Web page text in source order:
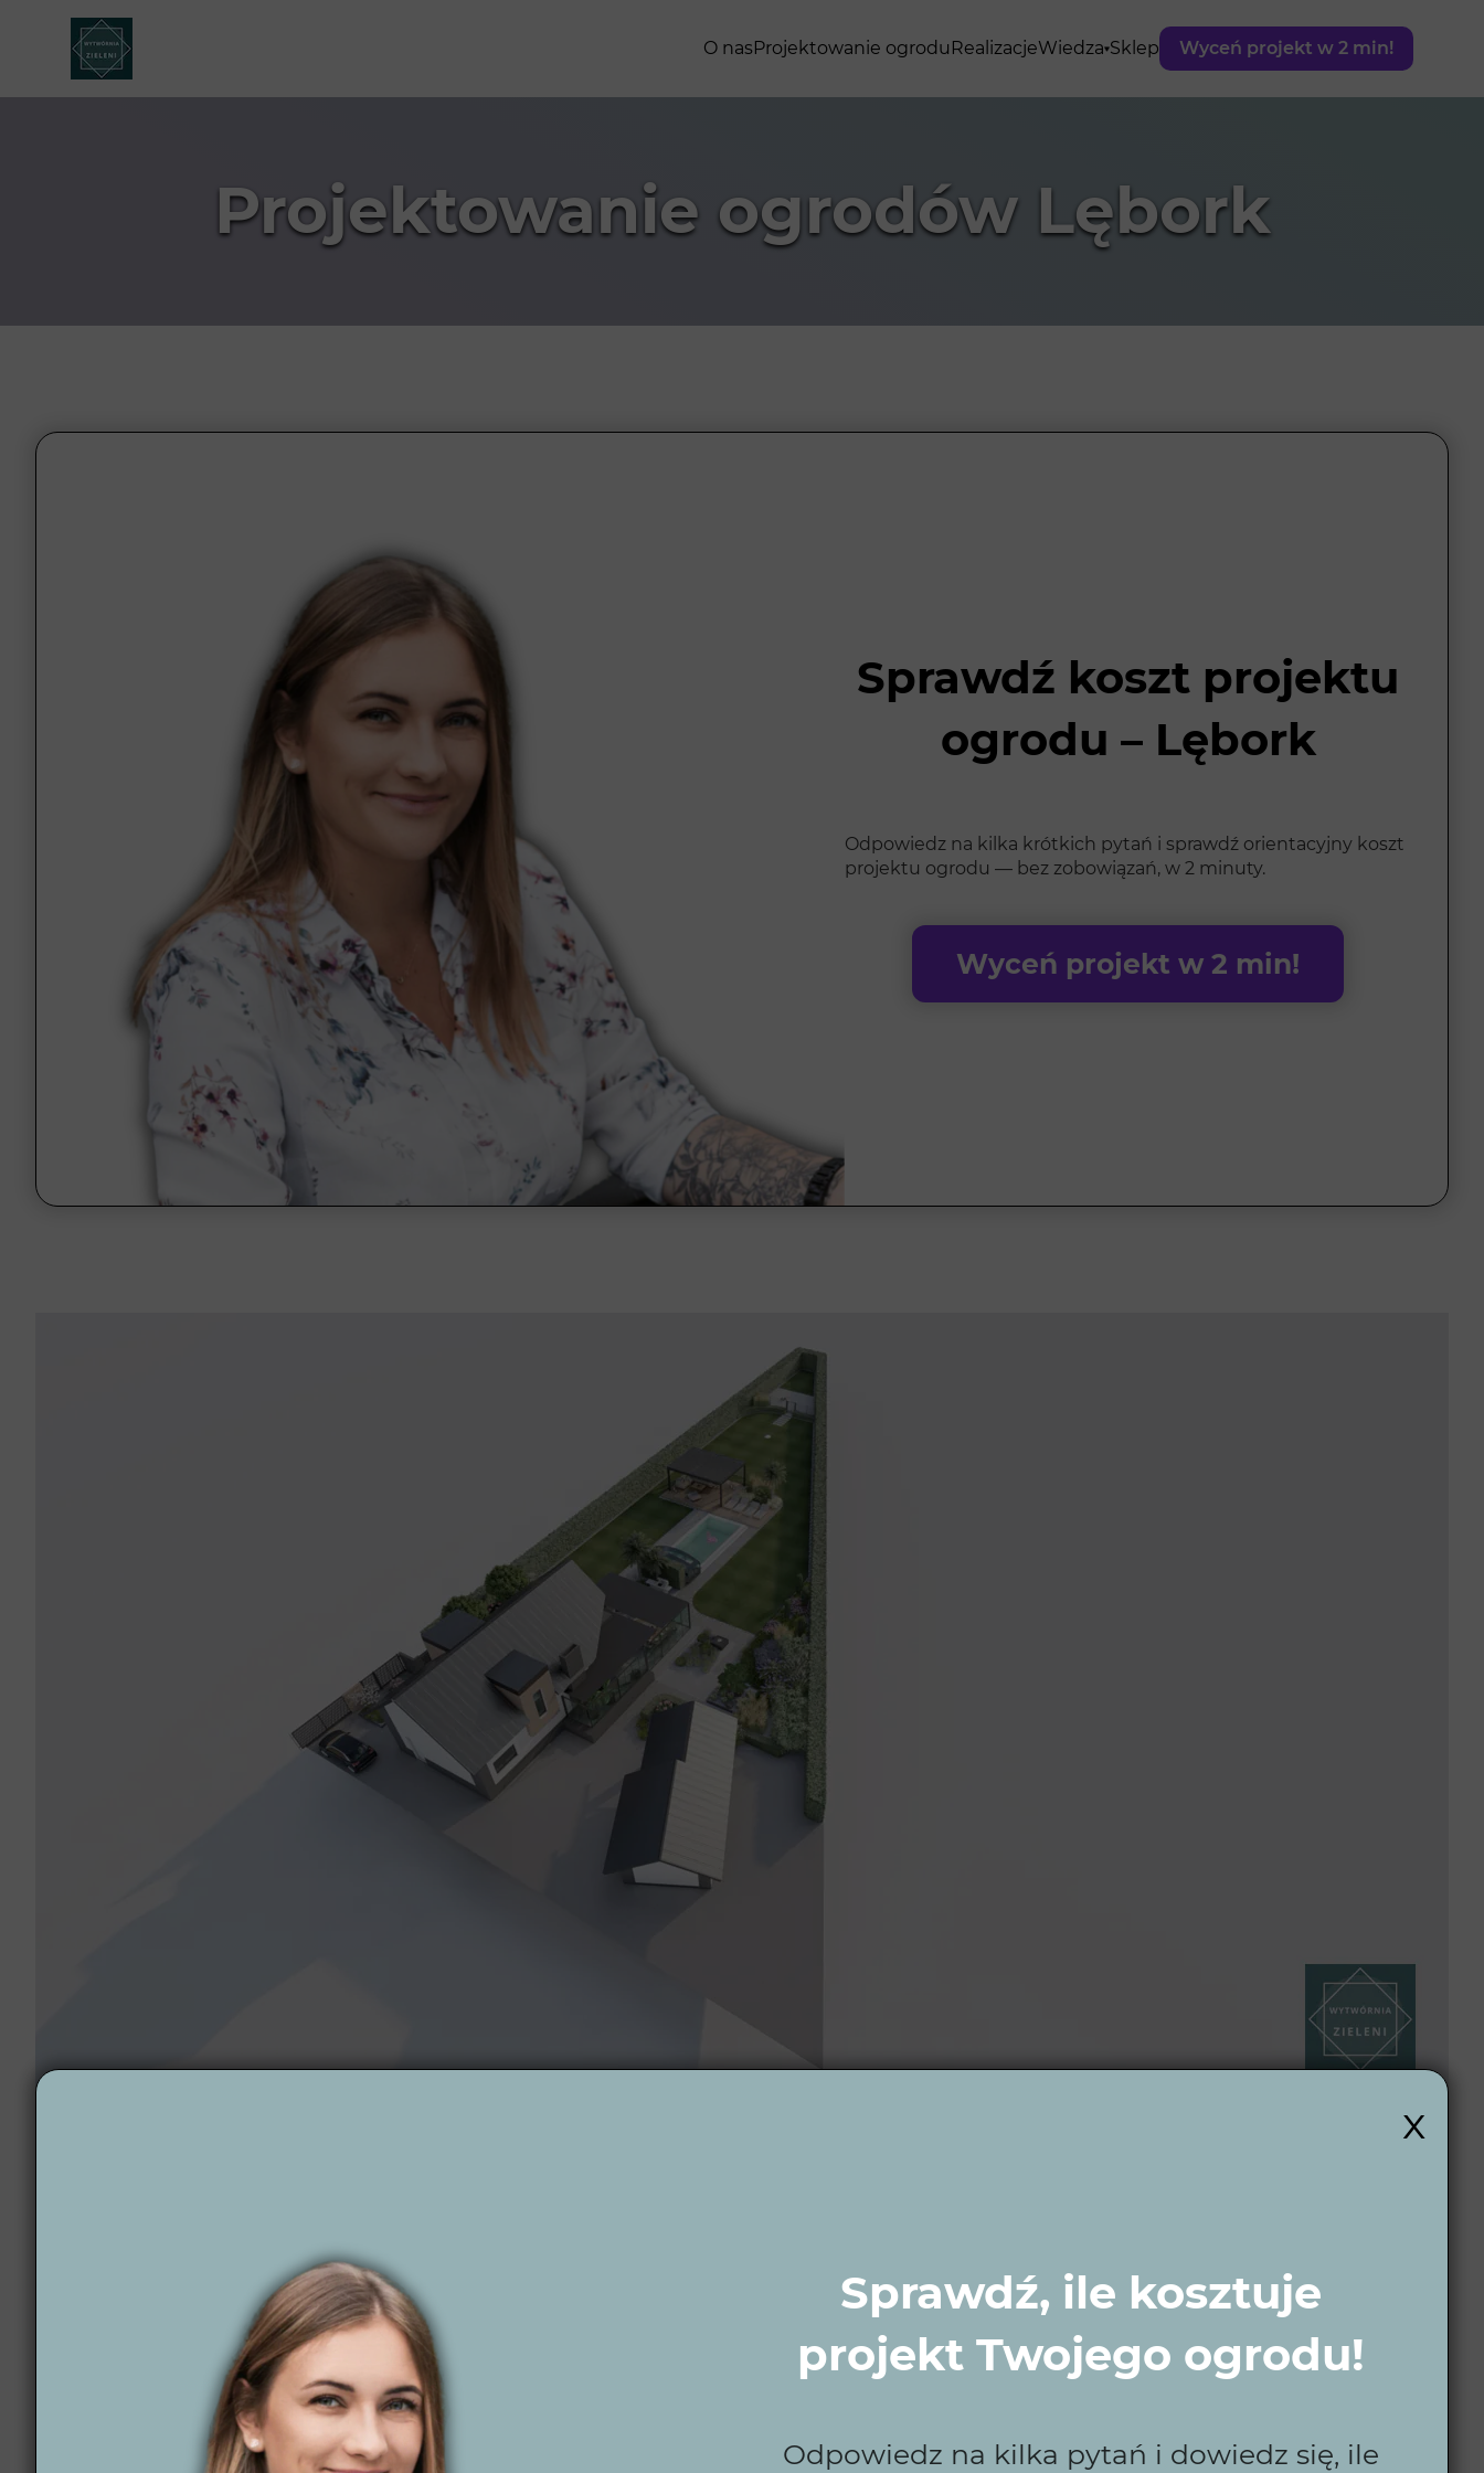
O nasProjektowanie ogrodu RealizacjeWiedza Sklep Wyceń projekt w 2 min!
Projektowanie ogrodów Lębork
Sprawdź koszt projektu
ogrodu – Lębork
Odpowiedz na kilka krótkich pytań i sprawdź orientacyjny koszt
projektu ogrodu — bez zobowiązań, w 2 minuty.
Wyceń projekt w 2 min!
to firma, która tworzy ogrody łączące estetykę z funkcjonalnością. Projektujemy ogrody w Lęborku, dostosowane do indywidualnych potrzeb,
zapewniając pełne wsparcie od pomysłu po realizację. Nasze nowoczesne rozwiązania, w tym automatyka ogrodowa i wizualizacje 3D, sprawiają, że każdy ogród
staje się wyjątkowym miejscem.
Co nas wyróżnia?
x
Sprawdź, ile kosztuje
projekt Twojego ogrodu!
Odpowiedz na kilka pytań i dowiedz się, ile